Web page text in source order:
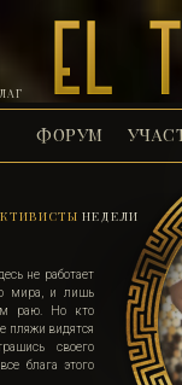
не работает
мира, и лишь
раю. Но кто
пляжи видятся
своего
блага этого
НЕДЕЛИ
ФОРУМ